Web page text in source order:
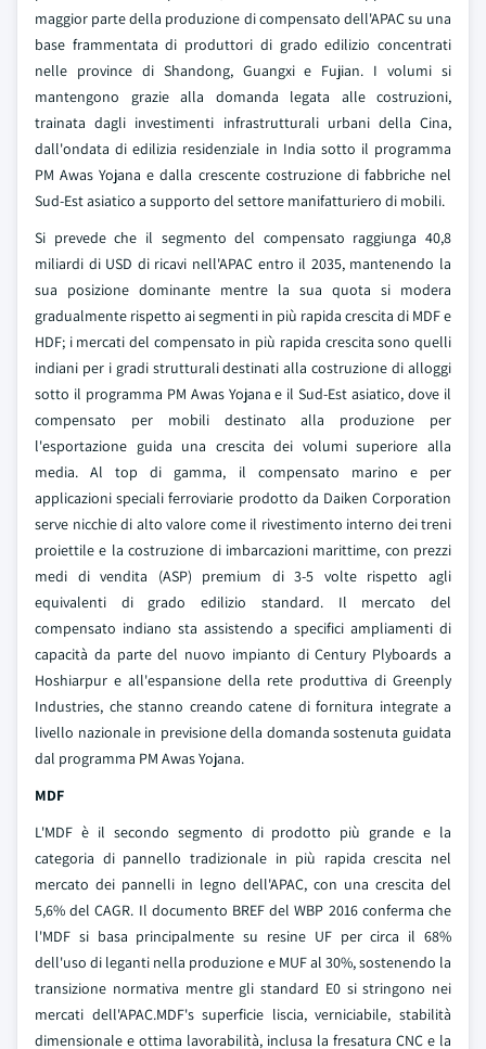
maggior parte della produzione di compensato dell'APAC su una
base frammentata di produttori di grado edilizio concentrati
nelle province di Shandong, Guangxi e Fujian. I volumi si
mantengono grazie alla domanda legata alle costruzioni,
trainata dagli investimenti infrastrutturali urbani della Cina,
dall'ondata di edilizia residenziale in India sotto il programma
PM Awas Yojana e dalla crescente costruzione di fabbriche nel
Sud-Est asiatico a supporto del settore manifatturiero di mobili.
Si prevede che il segmento del compensato raggiunga 40,8
miliardi di USD di ricavi nell'APAC entro il 2035, mantenendo la
sua posizione dominante mentre la sua quota si modera
gradualmente rispetto ai segmenti in più rapida crescita di MDF e
HDF; i mercati del compensato in più rapida crescita sono quelli
indiani per i gradi strutturali destinati alla costruzione di alloggi
sotto il programma PM Awas Yojana e il Sud-Est asiatico, dove il
compensato per mobili destinato alla produzione per
l'esportazione guida una crescita dei volumi superiore alla
media. Al top di gamma, il compensato marino e per
applicazioni speciali ferroviarie prodotto da Daiken Corporation
serve nicchie di alto valore come il rivestimento interno dei treni
proiettile e la costruzione di imbarcazioni marittime, con prezzi
medi di vendita (ASP) premium di 3-5 volte rispetto agli
equivalenti di grado edilizio standard. Il mercato del
compensato indiano sta assistendo a specifici ampliamenti di
capacità da parte del nuovo impianto di Century Plyboards a
Hoshiarpur e all'espansione della rete produttiva di Greenply
Industries, che stanno creando catene di fornitura integrate a
livello nazionale in previsione della domanda sostenuta guidata
dal programma PM Awas Yojana.
MDF
L'MDF è il secondo segmento di prodotto più grande e la
categoria di pannello tradizionale in più rapida crescita nel
mercato dei pannelli in legno dell'APAC, con una crescita del
5,6% del CAGR. Il documento BREF del WBP 2016 conferma che
l'MDF si basa principalmente su resine UF per circa il 68%
dell'uso di leganti nella produzione e MUF al 30%, sostenendo la
transizione normativa mentre gli standard E0 si stringono nei
mercati dell'APAC.MDF's superficie liscia, verniciabile, stabilità
dimensionale e ottima lavorabilità, inclusa la fresatura CNC e la